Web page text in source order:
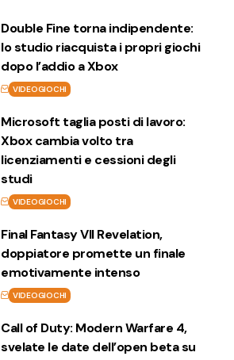
Double Fine torna indipendente:
lo studio riacquista i propri giochi
dopo l’addio a Xbox
VIDEOGIOCHI
Microsoft taglia posti di lavoro:
Xbox cambia volto tra
licenziamenti e cessioni degli
studi
VIDEOGIOCHI
Final Fantasy VII Revelation,
doppiatore promette un finale
emotivamente intenso
VIDEOGIOCHI
Call of Duty: Modern Warfare 4,
svelate le date dell’open beta su